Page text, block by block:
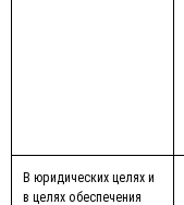
В юридических целях и
в целях обеспечения